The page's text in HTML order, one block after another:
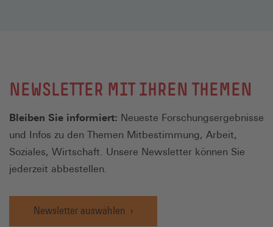
NEWSLETTER MIT IHREN THEMEN
Bleiben Sie informiert: Neueste Forschungsergebnisse
und Infos zu den Themen Mitbestimmung, Arbeit,
Soziales, Wirtschaft. Unsere Newsletter können Sie
jederzeit abbestellen.
Newsletter auswählen